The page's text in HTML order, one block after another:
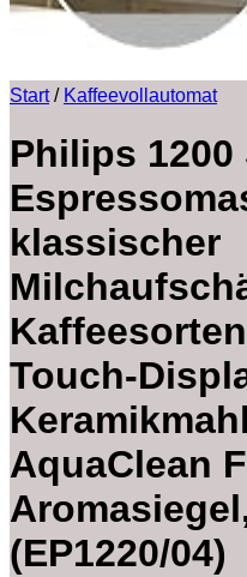
Start / Kaffeevollautomat
Philips 1200
klassischer
Touch-
AquaClean
(EP1220/04)